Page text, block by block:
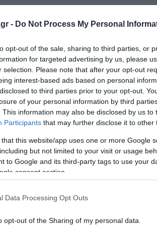
- Do Not Process My Personal
opt-out of the sale, sharing to third parties, or
for targeted advertising by us, please
selection. Please note that after your opt-out
interest-based ads based on personal
to third parties prior to your opt-out.
of your personal information by third
This information may also be disclosed by us to
Participants that may further disclose it to other
that this website/app uses one or more Google
but not limited to your visit or usage
to Google and its third-party tags to use your
consent section.
Data Processing Opt Outs
opt-out of the Sharing of my personal data.
δεν είχε απασχολήσει
Πρόκειται για 43χρονο Πολωνό,
ότι η εκτέλεση ενδέχεται να
βιντεοληπτικό υλικό από
ψυχρού και με πρακτική
είναι ψηλός, γύρω στο 1.90,
face.
στον πρώην σύζυγό τη συντρόφου